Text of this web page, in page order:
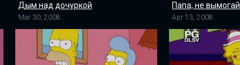
Дым над дочуркой
Mar 30, 2008
Папа, не вымогай
Apr 13, 2008